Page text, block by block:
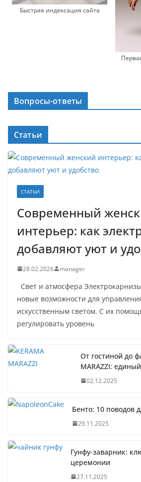
Быстрая индексация сайта
Вопросы-ответы
Статьи
СТАТЬИ
Современный
интерьер: как
добавляют уют и
28.02.2026 manager
Свет и атмосфера
новые возможности для
искусственным светом. С их
регулировать уровень
От гостиной до
MARAZZI:
02.12.2025
Бенто: 10 поводов
29.11.2025
Гунфу-заварник:
церемонии
27.11.2025